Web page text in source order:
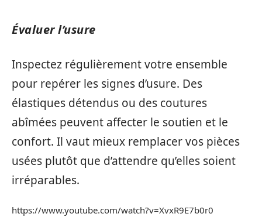
Évaluer l’usure
Inspectez régulièrement votre ensemble
pour repérer les signes d’usure. Des
élastiques détendus ou des coutures
abîmées peuvent affecter le soutien et le
confort. Il vaut mieux remplacer vos pièces
usées plutôt que d’attendre qu’elles soient
irréparables.
https://www.youtube.com/watch?v=XvxR9E7b0r0